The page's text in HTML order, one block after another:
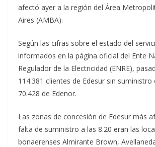
afectó ayer a la región del Área
Aires (AMBA).
Según las cifras sobre el estado del
informados en la página oficial del Ente
Regulador de la Electricidad (ENRE),
114.381 clientes de Edesur sin suministro
70.428 de Edenor.
Las zonas de concesión de Edesur más
falta de suministro a las 8.20 eran las
bonaerenses Almirante Brown,